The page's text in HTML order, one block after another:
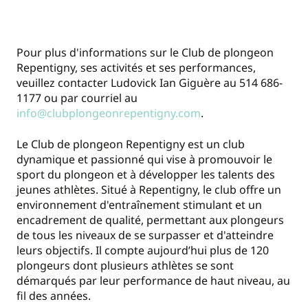
Pour plus d'informations sur le Club de plongeon
Repentigny, ses activités et ses performances,
veuillez contacter Ludovick Ian Giguère au 514 686-
1177 ou par courriel au
info@clubplongeonrepentigny.com.
Le Club de plongeon Repentigny est un club
dynamique et passionné qui vise à promouvoir le
sport du plongeon et à développer les talents des
jeunes athlètes. Situé à Repentigny, le club offre un
environnement d'entraînement stimulant et un
encadrement de qualité, permettant aux plongeurs
de tous les niveaux de se surpasser et d'atteindre
leurs objectifs. Il compte aujourd’hui plus de 120
plongeurs dont plusieurs athlètes se sont
démarqués par leur performance de haut niveau, au
fil des années.